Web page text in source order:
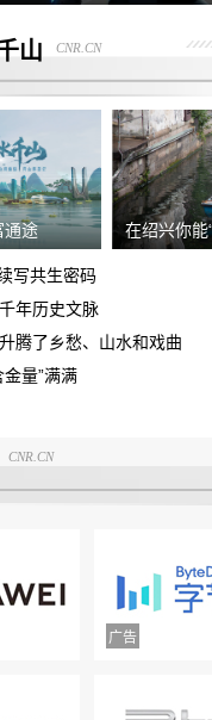
问题车，厂家不退还定金
金现在让退定金不退
锁单车辆根本没有生产，
沟通即可取消订单。
汽车销售有限公司收取定
还
蓄银行违规停贷
保障无门！
贷款审批流程，并退还订
的只要有比他低的就退意
。
汽车销售服务有限公司拒
山 CNR.CN
通途 在绍兴你能
写共生密码
年历史文脉
腾了乡愁、山水和戏曲
金量”满满
CNR.CN